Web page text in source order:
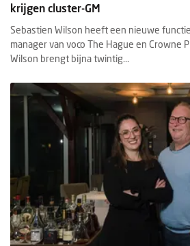
krijgen cluster-GM
Sebastien Wilson heeft een nieuwe
manager van voco The Hague en Crowne
Wilson brengt bijna twintig...